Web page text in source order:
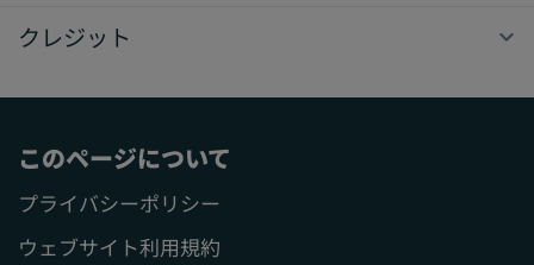
クレジット
このページについて
プライバシーポリシー
ウェブサイト利用規約